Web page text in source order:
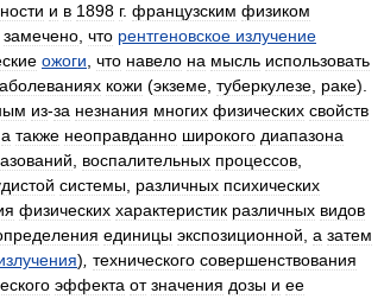
и в 1898 г. французским физиком
замечено что рентгеновское излучение
ожоги что навело на мысль использовать
кожи (экземе туберкулезе раке).
из-за незнания многих физических свойств
а также неоправданно широкого диапазона
воспалительных процессов
системы различных психических
физических характеристик различных видов
единицы экспозиционной а затем
) технического совершенствования
эффекта от значения дозы и ее